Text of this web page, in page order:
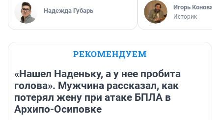
Надежда Губарь Игорь
Историк
РЕКОМЕНДУЕМ
«Нашел Наденьку, а у нее пробита
голова». Мужчина рассказал, как
потерял жену при атаке БПЛА в
Архипо-Осиповке